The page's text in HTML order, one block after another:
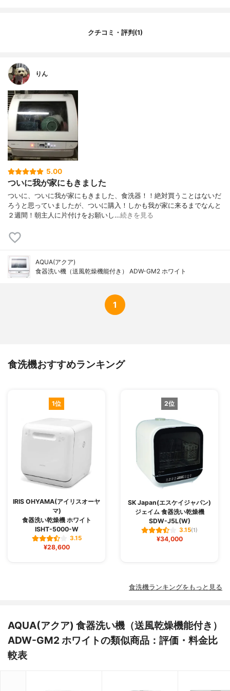
クチコミ・評判(1)
りん
5.00
ついに我が家にもきました
ついに、ついに我が家にもきました、食洗器！！絶対買うことはないだ
ろうと思っていましたが、ついに購入！しかも我が家に来るまでなんと
２週間！朝主人に片付けをお願いし…続きを見る
AQUA(アクア)
食器洗い機（送風乾燥機能付き） ADW-GM2 ホワイト
1
食洗機おすすめランキング
1位
IRIS OHYAMA(アイリスオーヤ
マ)
食器洗い乾燥機 ホワイト
ISHT-5000-W
3.15
¥28,600
2位
SK Japan(エスケイジャパン)
ジェイム 食器洗い乾燥機
SDW-J5L(W)
3.15(1)
¥34,000
食洗機ランキングをもっと見る
AQUA(アクア) 食器洗い機（送風乾燥機能付き）
ADW-GM2 ホワイトの類似商品：評価・料金比
較表